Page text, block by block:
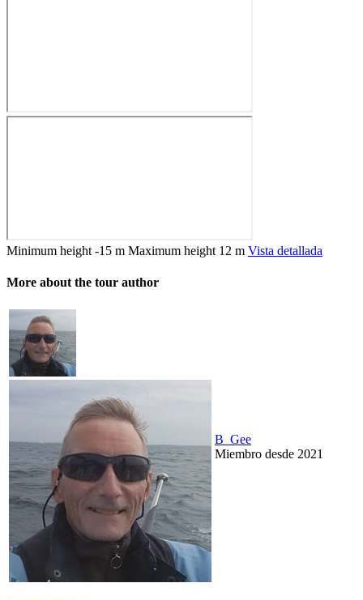
Minimum height -15 m Maximum height 12 m Vista detallada
More about the tour author
B_Gee
Miembro desde 2021